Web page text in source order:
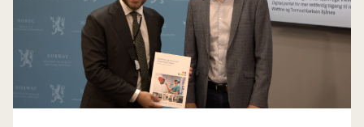
t
a
g
e
r
e